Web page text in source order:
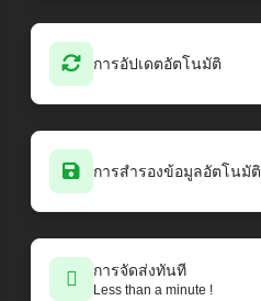
การอัปเดตอัตโนมัติ
การสำรองข้อมูลอัตโนมัติ
การจัดส่งทันที
Less than a minute !